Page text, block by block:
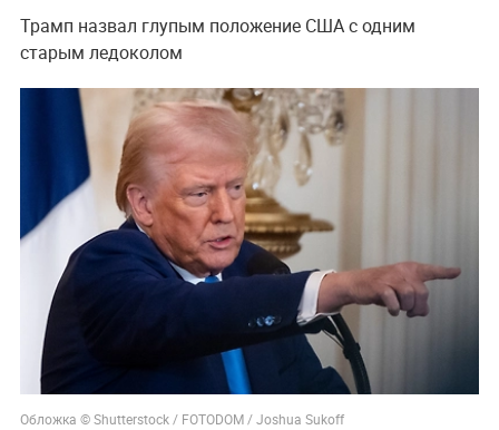
Трамп назвал глупым положение США с одним
старым ледоколом
Обложка © Shutterstock / FOTODOM / Joshua Sukoff